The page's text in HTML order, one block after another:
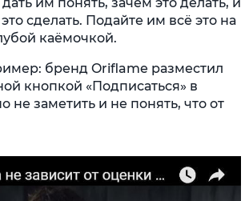
дать им понять, зачем это делать, и
сделать. Подайте им всё это на
каёмочкой.
бренд Oriflame разместил
кнопкой «Подписаться» в
не заметить и не понять, что от